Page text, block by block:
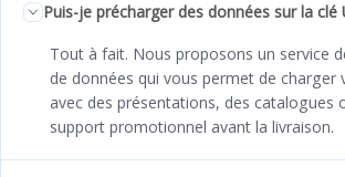
Puis-je précharger des données sur la clé
Tout à fait. Nous proposons un service
de données qui vous permet de charger
avec des présentations, des catalogues
support promotionnel avant la livraison.